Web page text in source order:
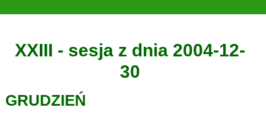
XXIII - sesja z dnia 2004-12-
30
GRUDZIEŃ